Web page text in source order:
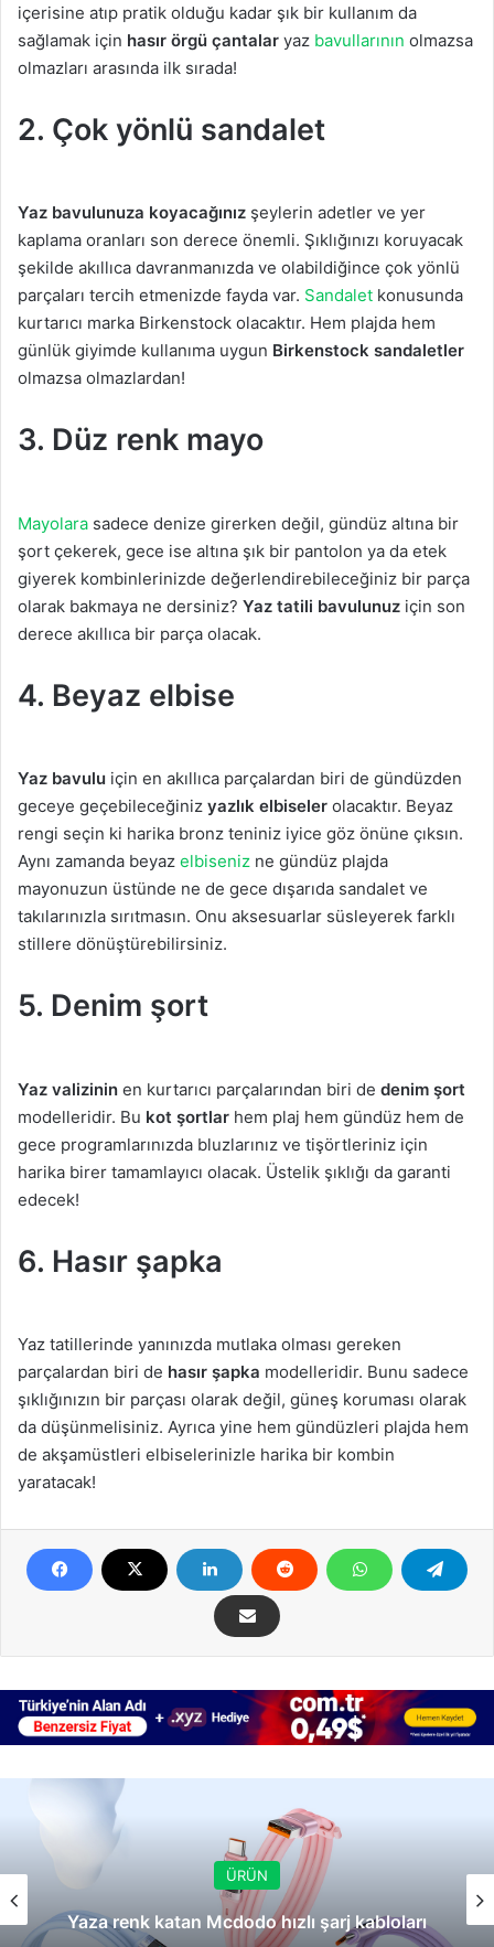
içerisine atıp pratik olduğu kadar şık bir kullanım da
sağlamak için hasır örgü çantalar yaz bavullarının olmazsa
olmazları arasında ilk sırada!
2. Çok yönlü sandalet
Yaz bavulunuza koyacağınız şeylerin adetler ve yer
kaplama oranları son derece önemli. Şıklığınızı koruyacak
şekilde akıllıca davranmanızda ve olabildiğince çok yönlü
parçaları tercih etmenizde fayda var. Sandalet konusunda
kurtarıcı marka Birkenstock olacaktır. Hem plajda hem
günlük giyimde kullanıma uygun Birkenstock sandaletler
olmazsa olmazlardan!
3. Düz renk mayo
Mayolara sadece denize girerken değil, gündüz altına bir
şort çekerek, gece ise altına şık bir pantolon ya da etek
giyerek kombinlerinizde değerlendirebileceğiniz bir parça
olarak bakmaya ne dersiniz? Yaz tatili bavulunuz için son
derece akıllıca bir parça olacak.
4. Beyaz elbise
Yaz bavulu için en akıllıca parçalardan biri de gündüzden
geceye geçebileceğiniz yazlık elbiseler olacaktır. Beyaz
rengi seçin ki harika bronz teniniz iyice göz önüne çıksın.
Aynı zamanda beyaz elbiseniz ne gündüz plajda
mayonuzun üstünde ne de gece dışarıda sandalet ve
takılarınızla sırıtmasın. Onu aksesuarlar süsleyerek farklı
stillere dönüştürebilirsiniz.
5. Denim şort
Yaz valizinin en kurtarıcı parçalarından biri de denim şort
modelleridir. Bu kot şortlar hem plaj hem gündüz hem de
gece programlarınızda bluzlarınız ve tişörtleriniz için
harika birer tamamlayıcı olacak. Üstelik şıklığı da garanti
edecek!
6. Hasır şapka
Yaz tatillerinde yanınızda mutlaka olması gereken
parçalardan biri de hasır şapka modelleridir. Bunu sadece
şıklığınızın bir parçası olarak değil, güneş koruması olarak
da düşünmelisiniz. Ayrıca yine hem gündüzleri plajda hem
de akşamüstleri elbiselerinizle harika bir kombin
yaratacak!
ÜRÜN
Yaza renk katan Mcdodo hızlı şarj kabloları